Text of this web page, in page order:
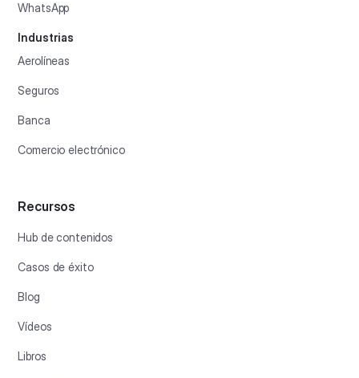
WhatsApp
Industrias
Aerolíneas
Seguros
Banca
Comercio electrónico
Recursos
Hub de contenidos
Casos de éxito
Blog
Vídeos
Libros